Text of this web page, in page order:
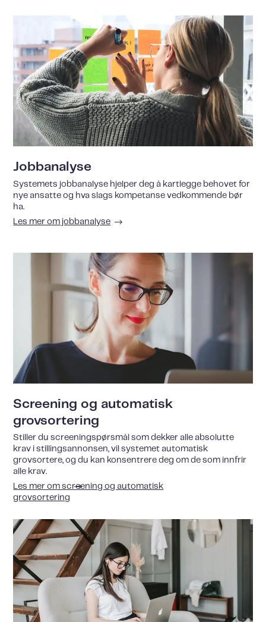
Jobbanalyse
Systemets jobbanalyse hjelper deg å kartlegge behovet for
nye ansatte og hva slags kompetanse vedkommende bør
ha.
Les mer om jobbanalyse
Screening og automatisk
grovsortering
Stiller du screeningspørsmål som dekker alle absolutte
krav i stillingsannonsen, vil systemet automatisk
grovsortere, og du kan konsentrere deg om de som innfrir
alle krav.
Les mer om screening og automatisk
grovsortering